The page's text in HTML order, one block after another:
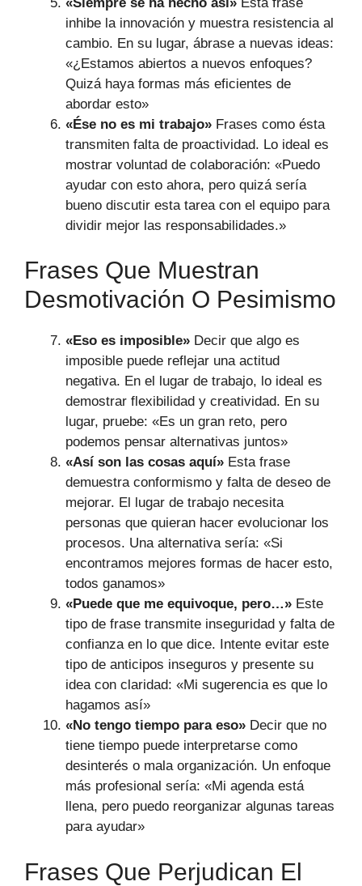
inhibe la innovación y muestra resistencia al
cambio. En su lugar, ábrase a nuevas ideas:
«¿Estamos abiertos a nuevos enfoques?
Quizá haya formas más eficientes de
abordar esto»
«Ése no es mi trabajo» Frases como ésta
transmiten falta de proactividad. Lo ideal es
mostrar voluntad de colaboración: «Puedo
ayudar con esto ahora, pero quizá sería
bueno discutir esta tarea con el equipo para
dividir mejor las responsabilidades.»
Frases Que Muestran
Desmotivación O Pesimismo
«Eso es imposible» Decir que algo es
imposible puede reflejar una actitud
negativa. En el lugar de trabajo, lo ideal es
demostrar flexibilidad y creatividad. En su
lugar, pruebe: «Es un gran reto, pero
podemos pensar alternativas juntos»
«Así son las cosas aquí» Esta frase
demuestra conformismo y falta de deseo de
mejorar. El lugar de trabajo necesita
personas que quieran hacer evolucionar los
procesos. Una alternativa sería: «Si
encontramos mejores formas de hacer esto,
todos ganamos»
«Puede que me equivoque, pero…» Este
tipo de frase transmite inseguridad y falta de
confianza en lo que dice. Intente evitar este
tipo de anticipos inseguros y presente su
idea con claridad: «Mi sugerencia es que lo
hagamos así»
«No tengo tiempo para eso» Decir que no
tiene tiempo puede interpretarse como
desinterés o mala organización. Un enfoque
más profesional sería: «Mi agenda está
llena, pero puedo reorganizar algunas tareas
para ayudar»
Frases Que Perjudican El